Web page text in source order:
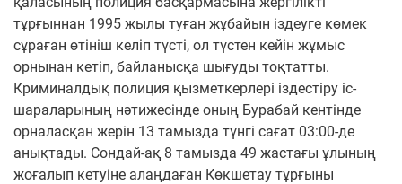
тұрғыннан 1995 жылы туған жұбайын іздеуге көмек
сұраған өтініш келіп түсті, ол түстен кейін жұмыс
орнынан кетіп, байланысқа шығуды тоқтатты.
Криминалдық полиция қызметкерлері іздестіру іс-
шараларының нәтижесінде оның Бурабай кентінде
орналасқан жерін 13 тамызда түнгі сағат 03:00-де
анықтады. Сондай-ақ 8 тамызда 49 жастағы ұлының
жоғалып кетуіне алаңдаған Көкшетау тұрғыны